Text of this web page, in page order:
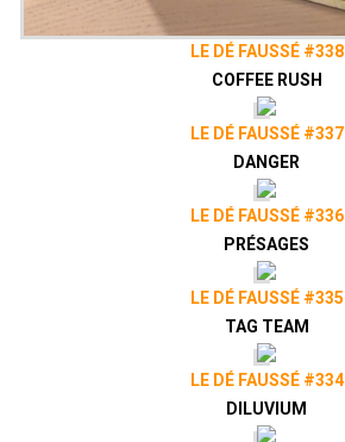
LE DÉ FAUSSÉ #338
COFFEE RUSH
LE DÉ FAUSSÉ #337
DANGER
LE DÉ FAUSSÉ #336
PRÉSAGES
LE DÉ FAUSSÉ #335
TAG TEAM
LE DÉ FAUSSÉ #334
DILUVIUM